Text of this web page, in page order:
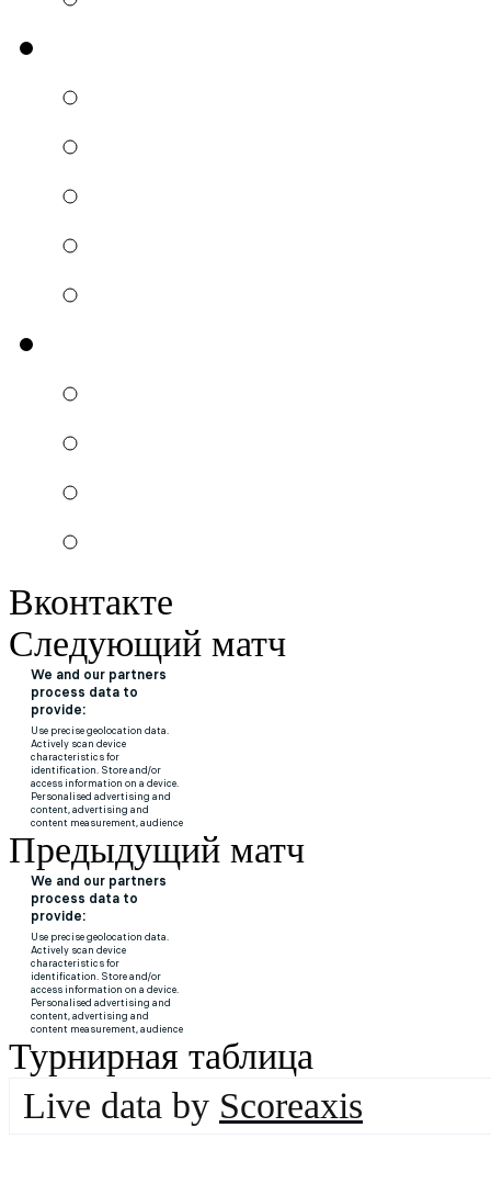
Вконтакте
Следующий матч
Предыдущий матч
Турнирная таблица
Live data by Scoreaxis